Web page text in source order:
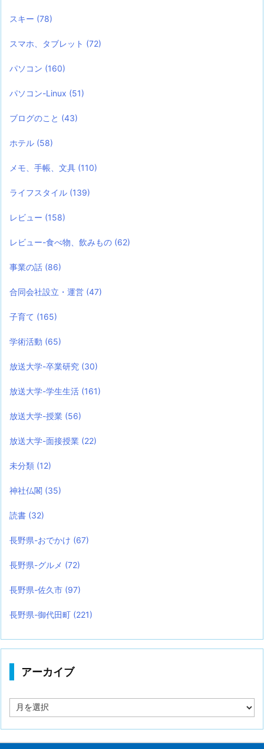
スキー (78)
スマホ、タブレット (72)
パソコン (160)
パソコン-Linux (51)
ブログのこと (43)
ホテル (58)
メモ、手帳、文具 (110)
ライフスタイル (139)
レビュー (158)
レビュー-食べ物、飲みもの (62)
事業の話 (86)
合同会社設立・運営 (47)
子育て (165)
学術活動 (65)
放送大学-卒業研究 (30)
放送大学-学生生活 (161)
放送大学-授業 (56)
放送大学-面接授業 (22)
未分類 (12)
神社仏閣 (35)
読書 (32)
長野県-おでかけ (67)
長野県-グルメ (72)
長野県-佐久市 (97)
長野県-御代田町 (221)
アーカイブ
ー